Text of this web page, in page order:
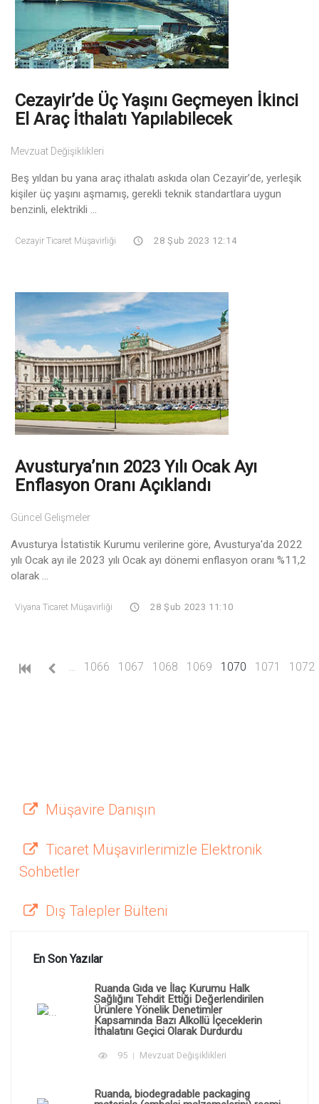
Cezayir’de Üç Yaşını Geçmeyen İkinci
El Araç İthalatı Yapılabilecek
Mevzuat Değişiklikleri
Beş yıldan bu yana araç ithalatı askıda olan Cezayir’de, yerleşik
kişiler üç yaşını aşmamış, gerekli teknik standartlara uygun
benzinli, elektrikli ...
Cezayir Ticaret Müşavirliği 28 Şub 2023 12:14
Avusturya’nın 2023 Yılı Ocak Ayı
Enflasyon Oranı Açıklandı
Güncel Gelişmeler
Avusturya İstatistik Kurumu verilerine göre, Avusturya'da 2022
yılı Ocak ayı ile 2023 yılı Ocak ayı dönemi enflasyon oranı %11,2
olarak ...
Viyana Ticaret Müşavirliği 28 Şub 2023 11:10
1066 1067 1068 1069 1070 (current)
1071 1072
Müşavire Danışın
Ticaret Müşavirlerimizle Elektronik
Sohbetler
Dış Talepler Bülteni
En Son Yazılar
Ruanda Gıda ve İlaç Kurumu Halk
Sağlığını Tehdit Ettiği Değerlendirilen
Ürünlere Yönelik Denetimler
Kapsamında Bazı Alkollü İçeceklerin
İthalatını Geçici Olarak Durdurdu
95 Mevzuat Değişiklikleri
Ruanda, biodegradable packaging